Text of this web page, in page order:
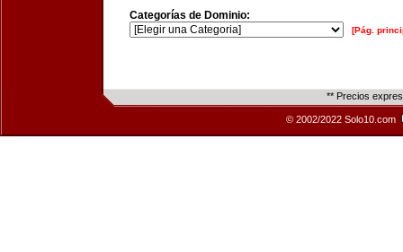
Categorías de Dominio:
[Pág.
** Precios
© 2002/2022 Solo10.com